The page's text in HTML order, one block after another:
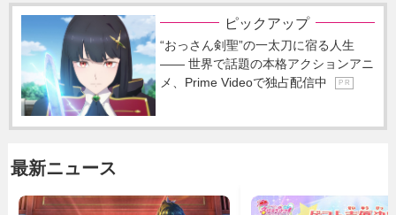
ピックアップ
“おっさん剣聖”の一太刀に宿る人生
―― 世界で話題の本格アクションアニ
メ、Prime Videoで独占配信中
P R
最新ニュース